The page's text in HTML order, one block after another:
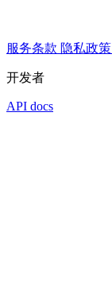
服务条款 隐私政策
开发者
API docs